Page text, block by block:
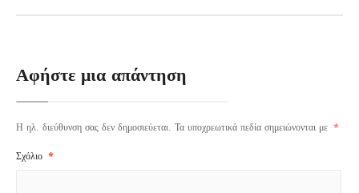
Αφήστε μια απάντηση
Η ηλ. διεύθυνση σας δεν δημοσιεύεται. Τα υποχρεωτικά πεδία σημειώνονται με *
Σχόλιο *